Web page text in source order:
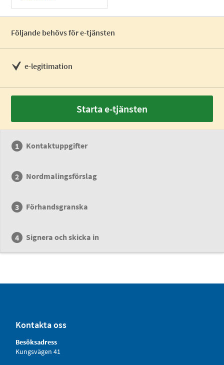
Följande behövs för e-tjänsten
e-legitimation
Starta e-tjänsten
Kontaktuppgifter
Nordmalingsförslag
Förhandsgranska
Signera och skicka in
Kontakta oss
Besöksadress
Kungsvägen 41